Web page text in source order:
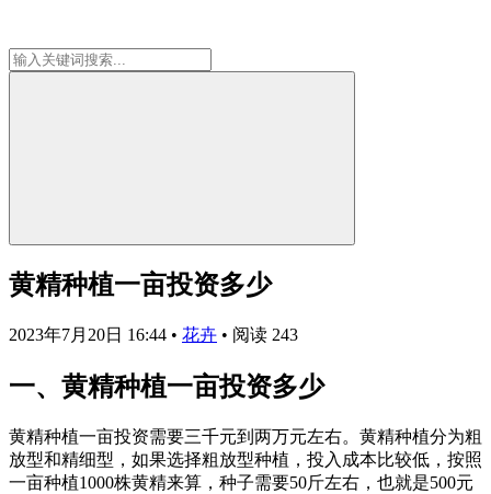
黄精种植一亩投资多少
2023年7月20日 16:44 • 花卉 • 阅读 243
一、黄精种植一亩投资多少
黄精种植一亩投资需要三千元到两万元左右。黄精种植分为粗
放型和精细型，如果选择粗放型种植，投入成本比较低，按照
一亩种植1000株黄精来算，种子需要50斤左右，也就是500元